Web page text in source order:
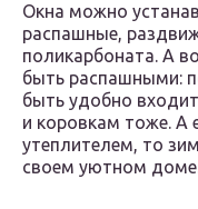
Окна можно
распашные,
поликарбоната. А
быть распашными:
быть удобно
и коровкам тоже. А
утеплителем, то
своем уютном